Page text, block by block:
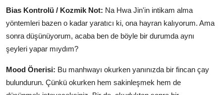
Bias Kontrolü / Kozmik Not: Na Hwa Jin'in intikam alma
yöntemleri bazen o kadar yaratıcı ki, ona hayran kalıyorum. Ama
sonra düşünüyorum, acaba ben de böyle bir durumda aynı
şeyleri yapar mıydım?
Mood Önerisi: Bu manhwayı okurken yanınızda bir fincan çay
bulundurun. Çünkü okurken hem sakinleşmek hem de